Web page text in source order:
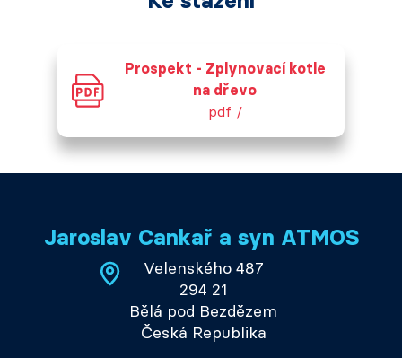
Prospekt - Zplynovací kotle
na dřevo
pdf /
Jaroslav Cankař a syn ATMOS
Velenského 487
294 21
Bělá pod Bezdězem
Česká Republika